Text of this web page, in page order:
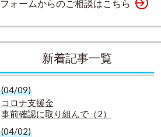
フォームからのご相談はこちら
新着記事一覧
(04/09)
コロナ支援金
事前確認に取り組んで（2）
(04/02)